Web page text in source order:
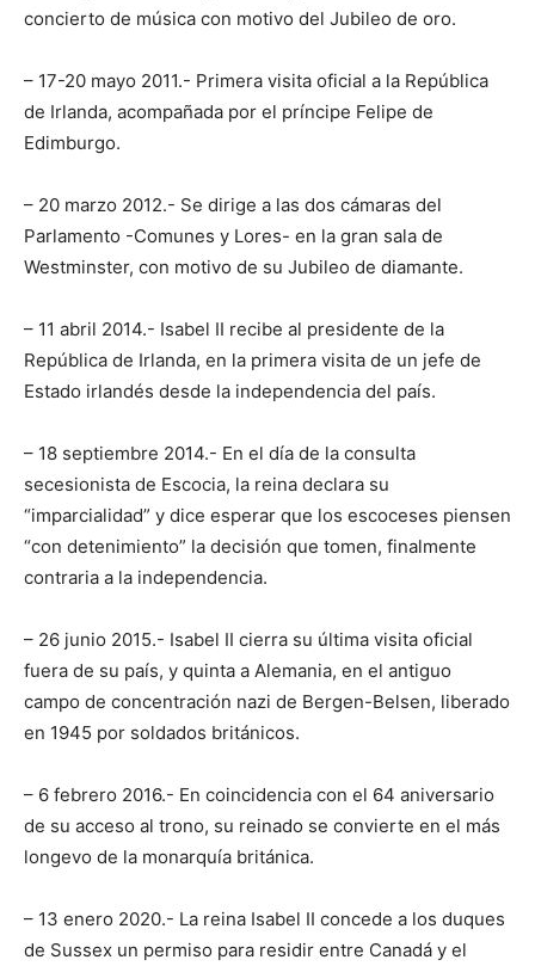
concierto de música con motivo del Jubileo de oro.
– 17-20 mayo 2011.- Primera visita oficial a la República
de Irlanda, acompañada por el príncipe Felipe de
Edimburgo.
– 20 marzo 2012.- Se dirige a las dos cámaras del
Parlamento -Comunes y Lores- en la gran sala de
Westminster, con motivo de su Jubileo de diamante.
– 11 abril 2014.- Isabel II recibe al presidente de la
República de Irlanda, en la primera visita de un jefe de
Estado irlandés desde la independencia del país.
– 18 septiembre 2014.- En el día de la consulta
secesionista de Escocia, la reina declara su
“imparcialidad” y dice esperar que los escoceses piensen
“con detenimiento” la decisión que tomen, finalmente
contraria a la independencia.
– 26 junio 2015.- Isabel II cierra su última visita oficial
fuera de su país, y quinta a Alemania, en el antiguo
campo de concentración nazi de Bergen-Belsen, liberado
en 1945 por soldados británicos.
– 6 febrero 2016.- En coincidencia con el 64 aniversario
de su acceso al trono, su reinado se convierte en el más
longevo de la monarquía británica.
– 13 enero 2020.- La reina Isabel II concede a los duques
de Sussex un permiso para residir entre Canadá y el